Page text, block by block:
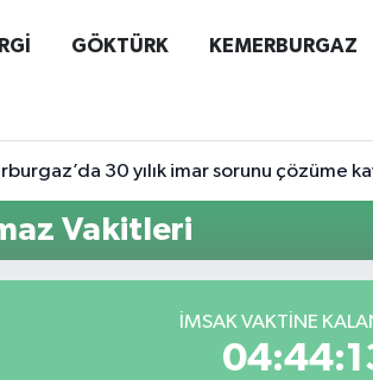
GÖKTÜRK KEMERBURGAZ
30 yılık imar sorunu çözüme
Vakitleri
İMSAK VAKTINE